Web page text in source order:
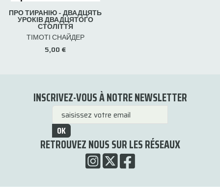
ПРО ТИРАНІЮ - ДВАДЦЯТЬ
УРОКІВ ДВАДЦЯТОГО
СТОЛІТТЯ
ТІМОТІ СНАЙДЕР
5,00 €
INSCRIVEZ-VOUS À NOTRE NEWSLETTER
OK
RETROUVEZ NOUS SUR LES RÉSEAUX